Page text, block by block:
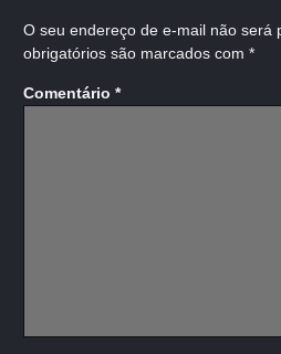
O seu endereço de e-mail não será
obrigatórios são marcados com *
Comentário *